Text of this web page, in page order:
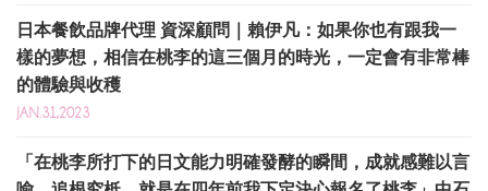
日本餐飲品牌代理 資深顧問｜賴伊凡：如果你也有跟我一
樣的夢想，相信在桃李的這三個月的時光，一定會有非常棒
的體驗與收穫
JAN.31,2023
「在桃李所打下的日文能力明確發酵的瞬間，成就感難以言